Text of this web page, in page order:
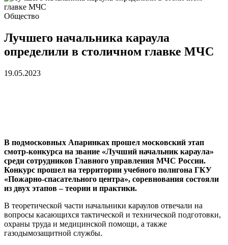
Общество
Лучшего начальника караула
определили в столичном главке МЧС
19.05.2023
В подмосковных Апаринках прошел московский этап
смотр-конкурса на звание «Лучший начальник караула»
среди сотрудников Главного управления МЧС России.
Конкурс прошел на территории учебного полигона ГКУ
«Пожарно-спасательного центра», соревнования состояли
из двух этапов – теории и практики.
В теоретической части начальники караулов отвечали на
вопросы касающихся тактической и технической подготовки,
охраны труда и медицинской помощи, а также
газодымозащитной службы.